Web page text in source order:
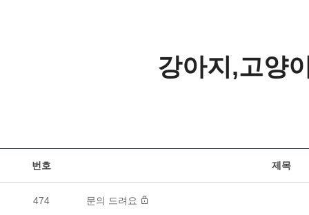
강아지,고양
번호 제목
474 문의 드려요